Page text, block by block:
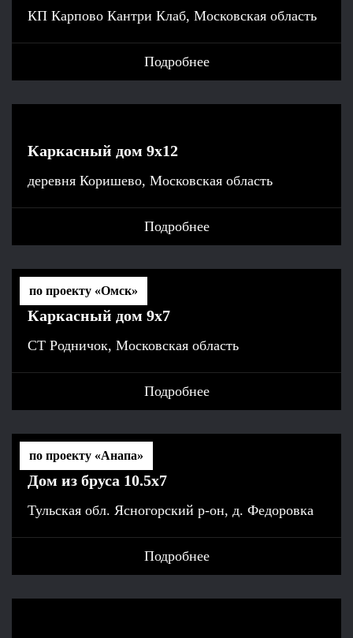
КП Карпово Кантри Клаб, Московская область
Подробнее
Каркасный дом 9х12
деревня Коришево, Московская область
Подробнее
Каркасный дом 9х7
СТ Родничок, Московская область
Подробнее
по проекту «Омск»
Дом из бруса 10.5х7
Тульская обл. Ясногорский р-он, д. Федоровка
Подробнее
по проекту «Анапа»